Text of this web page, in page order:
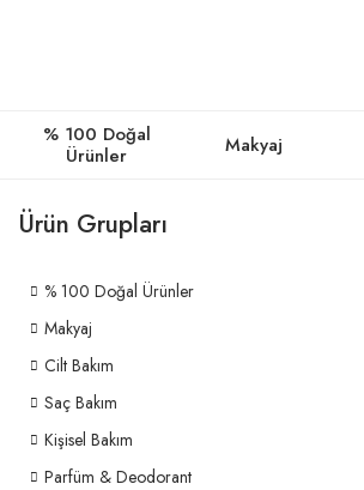
% 100 Doğal
Ürünler
Makyaj
Ürün Grupları
% 100 Doğal Ürünler
Makyaj
Cilt Bakım
Saç Bakım
Kişisel Bakım
Parfüm & Deodorant